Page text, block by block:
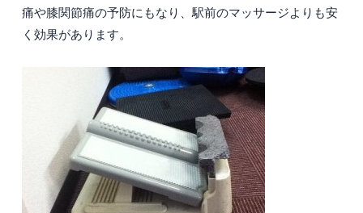
痛や膝関節痛の予防にもなり、駅前のマッサージよりも安
く効果があります。